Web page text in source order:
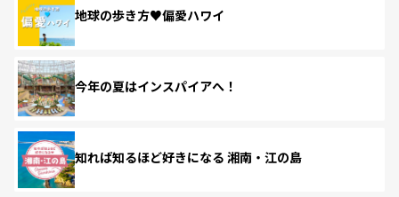
地球の歩き方♥偏愛ハワイ
今年の夏はインスパイアへ！
知れば知るほど好きになる 湘南・江の島